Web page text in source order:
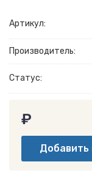
Артикул:
Производитель:
Статус:
₽